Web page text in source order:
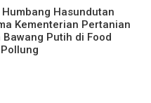
Hasundutan
Kementerian Pertanian
Bawang Putih di Food